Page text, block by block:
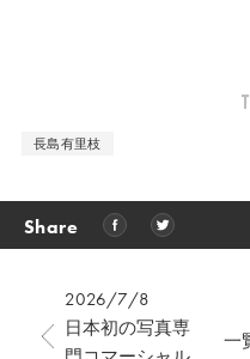
長島有里枝
Share
2026/7/8
日本初の写真専
一